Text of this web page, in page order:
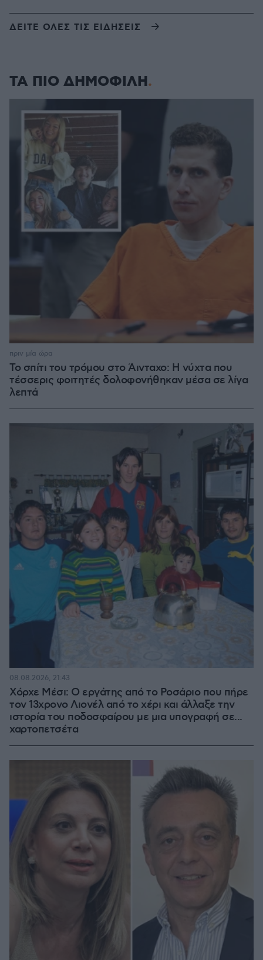
ΔΕΙΤΕ ΟΛΕΣ ΤΙΣ ΕΙΔΗΣΕΙΣ
ΤΑ ΠΙΟ ΔΗΜΟΦΙΛΗ
Το σπίτι του τρόμου στο Άινταχο: Η νύχτα που
τέσσερις φοιτητές δολοφονήθηκαν μέσα σε λίγα
λεπτά
πριν μία ώρα
Χόρχε Μέσι: Ο εργάτης από το Ροσάριο που πήρε
τον 13χρονο Λιονέλ από το χέρι και άλλαξε την
ιστορία του ποδοσφαίρου με μια υπογραφή σε...
χαρτοπετσέτα
08.08.2026, 21:43